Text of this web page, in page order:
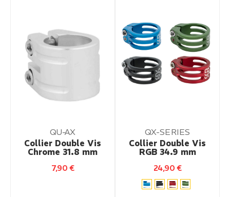
QU-AX
Collier Double Vis
Chrome 31.8 mm
7,90€
QX-SERIES
Collier Double Vis
RGB 34.9 mm
24,90€